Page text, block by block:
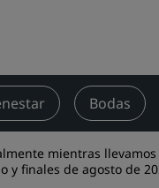
deportivos
Viajeros
Hoteles
Visita
Bodas
mientras
finales de agosto de